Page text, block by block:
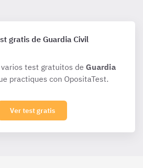
gratis de Guardia Civil
test gratuitos de Guardia
practiques con OpositaTest.
Ver test gratis